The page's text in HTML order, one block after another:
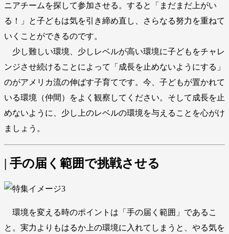
ニアチームを探して参加させる。すると「まだまだ上がい
る！」と子どもは気を引き締め直し、さらなる努力を重ねて
いくことができるのです。
少し難しい環境、少しレベルが高い環境に子どもをチャレ
ンジさせ続けることによって「成長を止めないようにする」
のがアメリカ流の伸ばす子育てです。今、子どもが置かれて
いる環境（仲間）をよく観察してください。そして成長を止
めないように、少し上のレベルの環境を与えることを心がけ
ましょう。
| 手の届く範囲で挑戦させる
環境を変える時のポイントは「手の届く範囲」であるこ
と。実力よりもはるか上の環境に入れてしまうと、やる気を